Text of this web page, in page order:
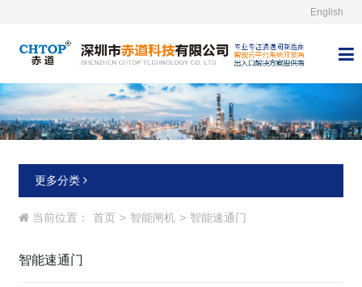
English
更多分类
智能速通门
当前位置： 首页 > 智能闸机 > 智能速通门